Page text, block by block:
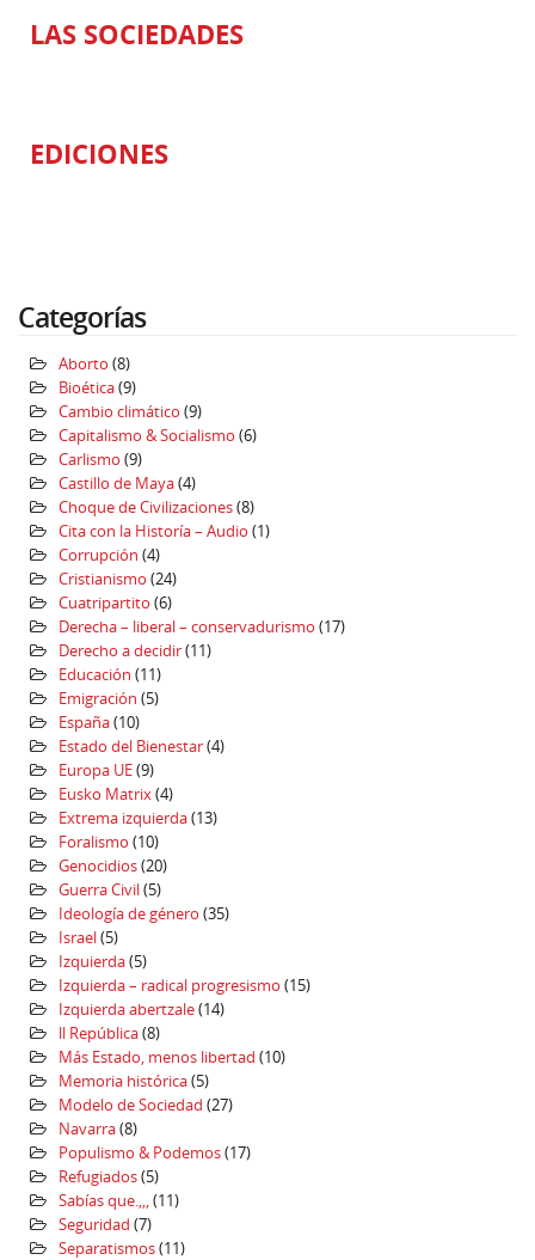
LAS SOCIEDADES
EDICIONES
Categorías
Aborto (8)
Bioética(9)
Cambio climático (9)
Capitalismo & Socialismo (6)
Carlismo (9)
Castillo de Maya(4)
Choque de Civilizaciones(8)
Cita con la Historía – Audio (1)
Corrupción (4)
Cristianismo (24)
Cuatripartito (6)
Derecha – liberal – conservadurismo (17)
Derecho a decidir(11)
Educación (11)
Emigración (5)
España(10)
Estado del Bienestar(4)
Europa UE(9)
Eusko Matrix(4)
Extrema izquierda(13)
Foralismo (10)
Genocidios(20)
Guerra Civil(5)
Ideología de género (35)
Israel(5)
Izquierda(5)
Izquierda – radical progresismo (15)
Izquierda abertzale(14)
ll República(8)
Más Estado, menos libertad (10)
Memoria histórica(5)
Modelo de Sociedad (27)
Navarra(8)
Populismo & Podemos(17)
Refugiados(5)
Sabías que.,,,(11)
Seguridad (7)
Separatismos(11)